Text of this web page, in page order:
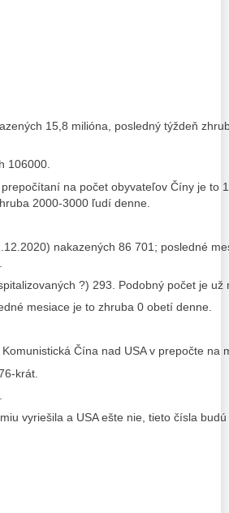
15,8 milióna, posledný týždeň
106000.
na počet obyvateľov Číny je to
2000-3000 ľudí denne.
nakazených 86 701; posledné
?) 293. Podobný počet je už
mesiace je to zhruba 0 obetí denne.
Čína nad USA v prepočte na
krát.
vyriešila a USA ešte nie, tieto čísla